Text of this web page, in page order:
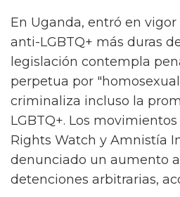
En Uganda, entró en
anti-LGBTQ+ más duras
legislación contempla
perpetua por
criminaliza incluso la
LGBTQ+. Los
Rights Watch y Amnistía
denunciado un aumento
detenciones arbitrarias,